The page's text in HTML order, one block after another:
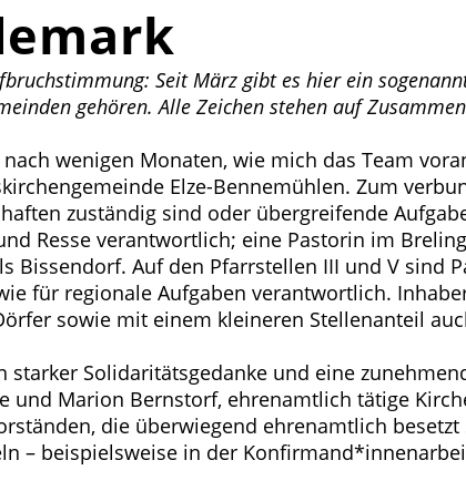
Seit März gibt es hier ein
gehören. Alle Zeichen stehen auf
wenigen Monaten, wie mich das Team
Elze-Bennemühlen. Zum
zuständig sind oder übergreifende
Resse verantwortlich; eine Pastorin im
Auf den Pfarrstellen III und V sind
für regionale Aufgaben verantwortlich.
sowie mit einem kleineren Stellenanteil
Solidaritätsgedanke und eine
und Marion Bernstorf, ehrenamtlich tätige
die überwiegend ehrenamtlich
– beispielsweise in der